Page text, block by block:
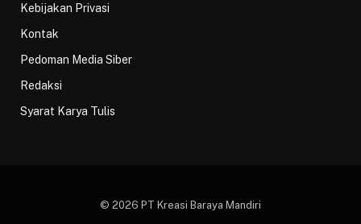
Kebijakan Privasi
Kontak
Pedoman Media Siber
Redaksi
Syarat Karya Tulis
© 2026 PT Kreasi Baraya Mandiri